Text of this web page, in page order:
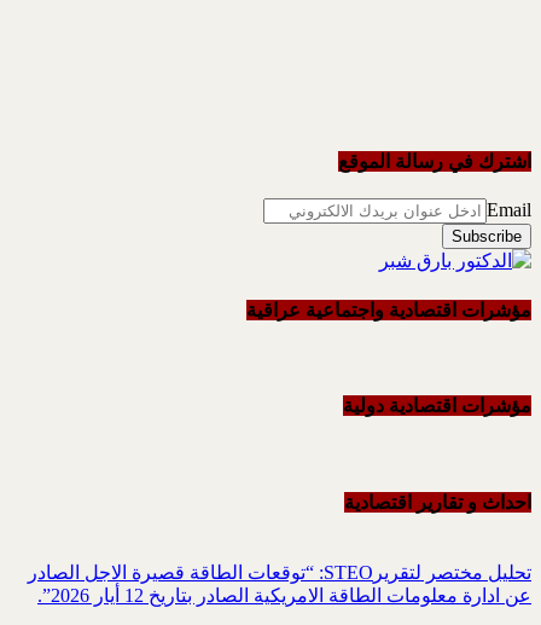
اشترك في رسالة الموقع
Email
مؤشرات اقتصادية واجتماعية عراقية
مؤشرات اقتصادية دولية
احداث و تقاریر اقتصادیة
تحليل مختصر لتقريرSTEO‏: “توقعات الطاقة قصيرة الاجل الصادر
عن ادارة معلومات الطاقة الامريكية ‏الصادر بتاريخ 12 أيار 2026”.‏